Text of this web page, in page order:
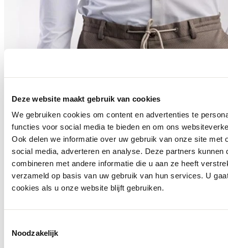
Deze website maakt gebruik van cookies
We gebruiken cookies om content en advertenties te
functies voor social media te bieden en om ons
Ook delen we informatie over uw gebruik van onze site met
social media, adverteren en analyse. Deze partners kunnen
combineren met andere informatie die u aan ze heeft
verzameld op basis van uw gebruik van hun services. U
cookies als u onze website blijft gebruiken.
Noodzakelijk